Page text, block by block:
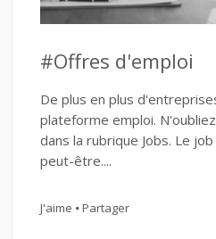
#Offres d'emploi
De plus en plus
plateforme emploi.
dans la rubrique Jobs. Le
peut-être....
J'aime Partager